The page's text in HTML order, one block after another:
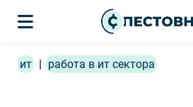
ит | работа в ит сектора